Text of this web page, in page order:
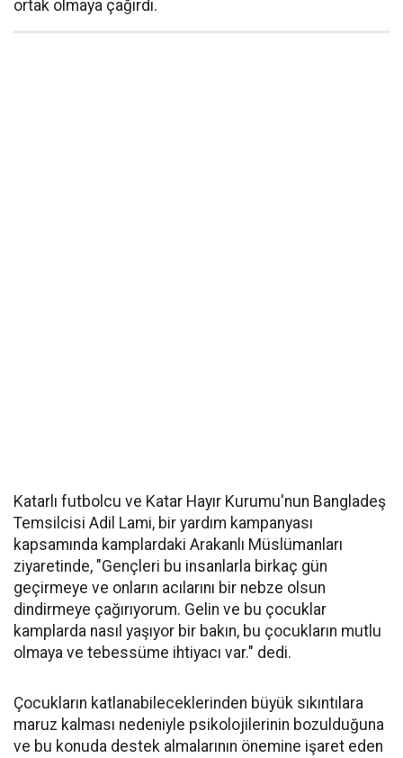
ortak olmaya çağırdı.
Katarlı futbolcu ve Katar Hayır Kurumu'nun Bangladeş
Temsilcisi Adil Lami, bir yardım kampanyası
kapsamında kamplardaki Arakanlı Müslümanları
ziyaretinde, "Gençleri bu insanlarla birkaç gün
geçirmeye ve onların acılarını bir nebze olsun
dindirmeye çağırıyorum. Gelin ve bu çocuklar
kamplarda nasıl yaşıyor bir bakın, bu çocukların mutlu
olmaya ve tebessüme ihtiyacı var." dedi.
Çocukların katlanabileceklerinden büyük sıkıntılara
maruz kalması nedeniyle psikolojilerinin bozulduğuna
ve bu konuda destek almalarının önemine işaret eden